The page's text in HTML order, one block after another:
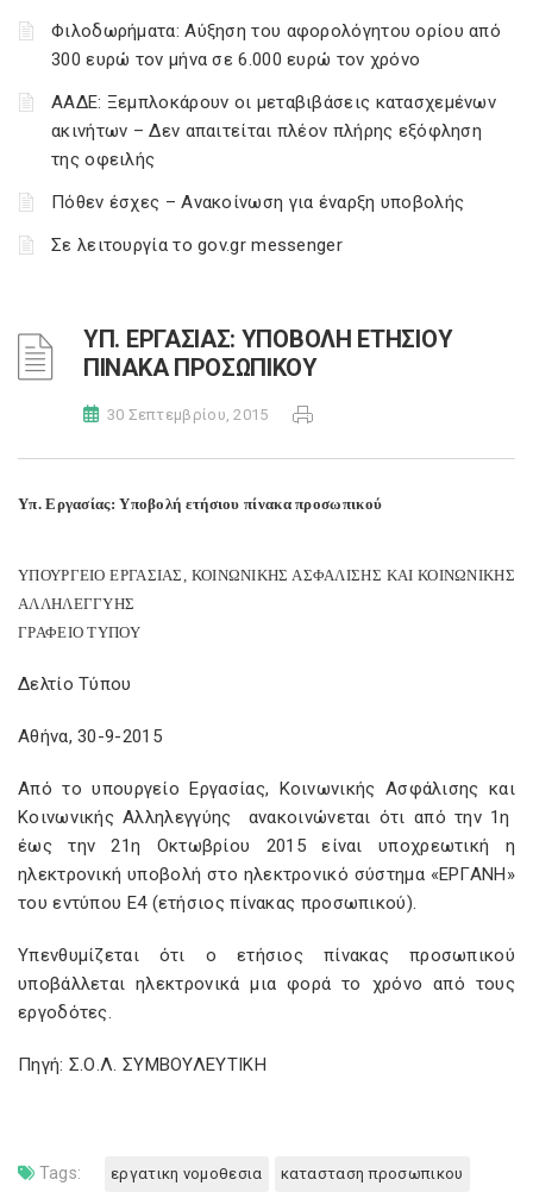
Φιλοδωρήματα: Αύξηση του αφορολόγητου ορίου από
300 ευρώ τον μήνα σε 6.000 ευρώ τον χρόνο
ΑΑΔΕ: Ξεμπλοκάρουν οι μεταβιβάσεις κατασχεμένων
ακινήτων – Δεν απαιτείται πλέον πλήρης εξόφληση
της οφειλής
Πόθεν έσχες – Ανακοίνωση για έναρξη υποβολής
Σε λειτουργία το gov.gr messenger
ΥΠ. ΕΡΓΑΣΙΑΣ: ΥΠΟΒΟΛΗ ΕΤΗΣΙΟΥ
ΠΙΝΑΚΑ ΠΡΟΣΩΠΙΚΟΥ
30 Σεπτεμβρίου, 2015
Υπ. Εργασίας: Υποβολή ετήσιου πίνακα προσωπικού
ΥΠΟΥΡΓΕΙΟ EΡΓΑΣΙΑΣ, ΚΟΙΝΩΝΙΚΗΣ ΑΣΦΑΛΙΣΗΣ ΚΑΙ ΚΟΙΝΩΝΙΚΗΣ
ΑΛΛΗΛΕΓΓΥΗΣ
ΓΡΑΦΕΙΟ ΤΥΠΟΥ
Δελτίο Τύπου
Αθήνα, 30-9-2015
Από το υπουργείο Εργασίας, Κοινωνικής Ασφάλισης και
Κοινωνικής Αλληλεγγύης ανακοινώνεται ότι από την 1η
έως την 21η Οκτωβρίου 2015 είναι υποχρεωτική η
ηλεκτρονική υποβολή στο ηλεκτρονικό σύστημα «ΕΡΓΑΝΗ»
του εντύπου Ε4 (ετήσιος πίνακας προσωπικού).
Υπενθυμίζεται ότι ο ετήσιος πίνακας προσωπικού
υποβάλλεται ηλεκτρονικά μια φορά το χρόνο από τους
εργοδότες.
Πηγή: Σ.Ο.Λ. ΣΥΜΒΟΥΛΕΥΤΙΚΗ
Tags: εργατικη νομοθεσια κατασταση προσωπικου